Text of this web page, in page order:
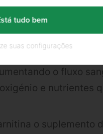
transformar em
o fluxo
e nutrientes
o suplemento
suas configurações
tudo bem